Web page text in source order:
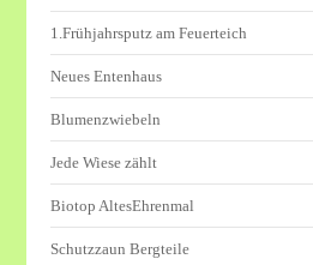
1.Frühjahrsputz am Feuerteich
Neues Entenhaus
Blumenzwiebeln
Jede Wiese zählt
Biotop AltesEhrenmal
Schutzzaun Bergteile